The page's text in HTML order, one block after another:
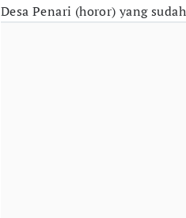
Desa Penari (horor) yang